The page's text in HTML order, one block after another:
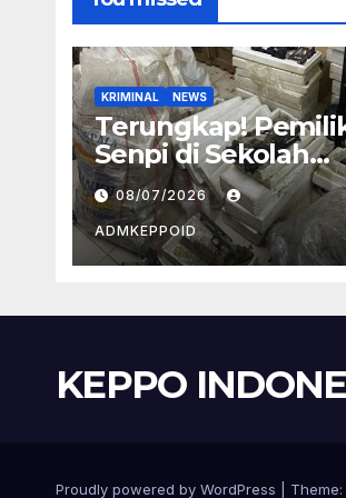
KRIMINAL NEWS
Terungkap!
Senpi di Sekolah
Swasta Jaksel
Ternyata Direktur
Perusahaan Airsoft
Gun Impor
08/07/2026
ADMKEPPOID
KEPPO
Proudly powered by WordPress Theme: